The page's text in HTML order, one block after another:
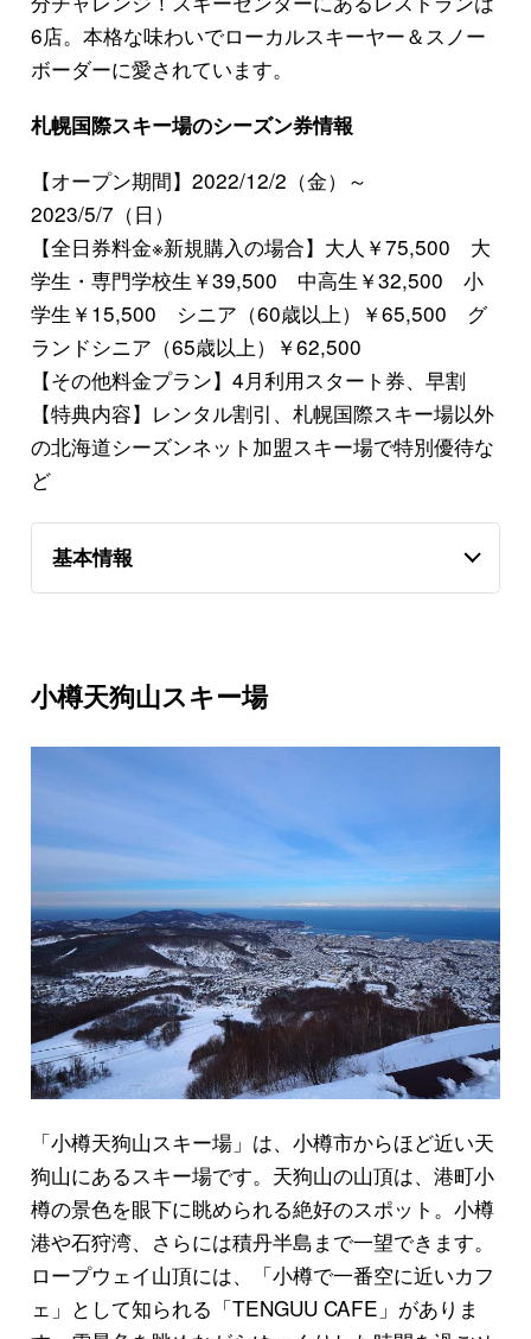
6店。本格な味わいでローカルスキーヤー＆スノー
ボーダーに愛されています。
札幌国際スキー場のシーズン券情報
【オープン期間】2022/12/2（金）～
2023/5/7（日）
【全日券料金※新規購入の場合】大人￥75,500 大
学生・専門学校生￥39,500 中高生￥32,500 小
学生￥15,500 シニア（60歳以上）￥65,500 グ
ランドシニア（65歳以上）￥62,500
【その他料金プラン】4月利用スタート券、早割
【特典内容】レンタル割引、札幌国際スキー場以外
の北海道シーズンネット加盟スキー場で特別優待な
ど
基本情報
小樽天狗山スキー場
「小樽天狗山スキー場」は、小樽市からほど近い天
狗山にあるスキー場です。天狗山の山頂は、港町小
樽の景色を眼下に眺められる絶好のスポット。小樽
港や石狩湾、さらには積丹半島まで一望できます。
ロープウェイ山頂には、「小樽で一番空に近いカフ
ェ」として知られる「TENGUU CAFE」がありま